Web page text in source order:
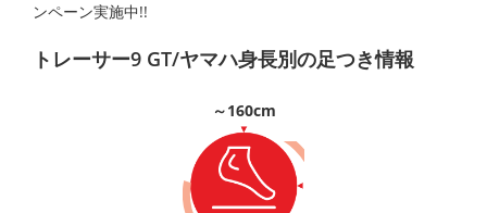
ンペーン実施中!!
トレーサー9 GT/ヤマハ身長別の足つき情報
～160cm